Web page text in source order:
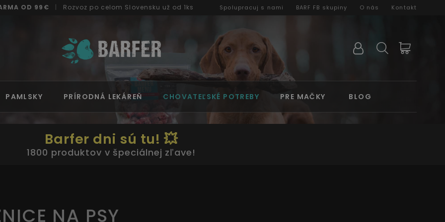
OD 99€ Rozvoz po celom Slovensku už od 1ks Spolupracuj s nami BARF FB skupiny O nás Kontakt
PAMLSKY PRÍRODNÁ LEKÁREŇ CHOVATEĽSKÉ POTREBY PRE MAČKY BLOG
Barfer dni sú tu! 💥
1800 produktov v špeciálnej zľave!
NA PSY